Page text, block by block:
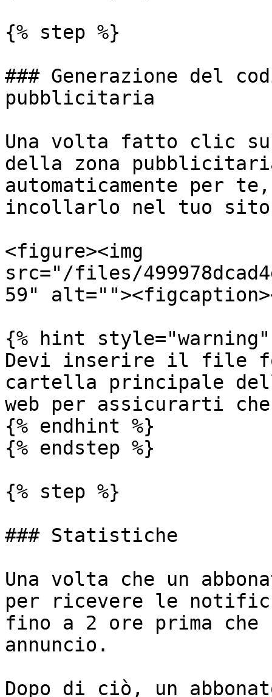
{% step %}
### Generazione del
pubblicitaria
Una volta fatto clic
della zona
automaticamente per
incollarlo nel tuo
<figure><img
src="/files/
59"
{% hint style="warning"
Devi inserire il file
cartella principale
web per assicurarti
{% endhint %}
{% endstep %}
{% step %}
### Statistiche
Una volta che un
per ricevere le
fino a 2 ore prima
annuncio.
Dopo di ciò, un